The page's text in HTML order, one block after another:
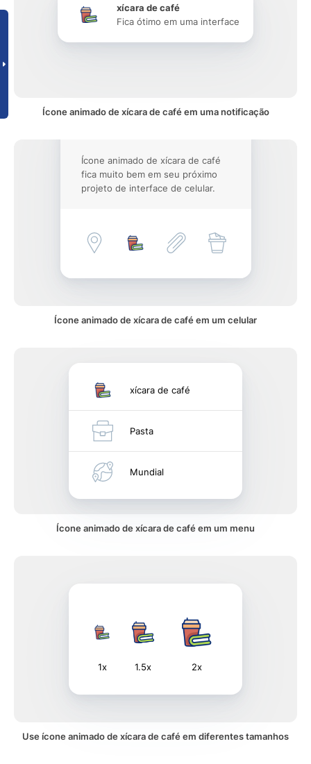
xícara de café
Fica ótimo em uma interface
Ícone animado de xícara de café em uma notificação
Ícone animado de xícara de café
fica muito bem em seu próximo
projeto de interface de celular.
Ícone animado de xícara de café em um celular
xícara de café
Pasta
Mundial
Ícone animado de xícara de café em um menu
1x 1.5x 2x
Use ícone animado de xícara de café em diferentes tamanhos